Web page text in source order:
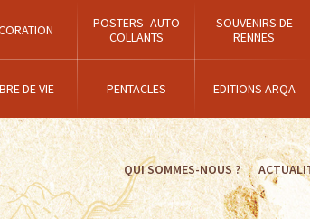
POSTERS- AUTO
COLLANTS
SOUVENIRS DE
RENNES
DE VIE PENTACLES EDITIONS ARQA
QUI SOMMES-NOUS ?